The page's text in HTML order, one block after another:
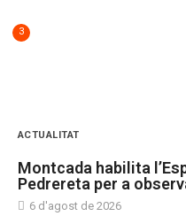
3
ACTUALITAT
Montcada habilita
Pedrereta per a
6 d'agost de 2026